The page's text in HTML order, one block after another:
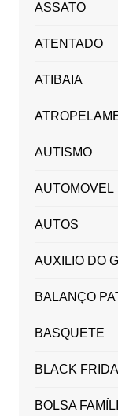
ASSATO
ATENTADO
ATIBAIA
AUTISMO
AUTOMOVEL
AUTOS
AUXILIO DO
BALANÇO
BASQUETE
BLACK
BOLSA